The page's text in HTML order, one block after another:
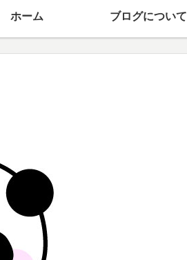
ホーム ブログについて